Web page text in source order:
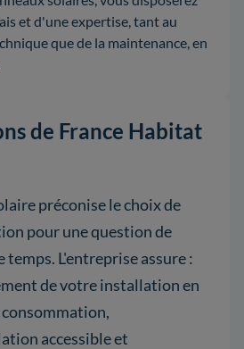
et d'une expertise, tant au
que de la maintenance, en
de France Habitat
préconise le choix de
pour une question de
L'entreprise assure :
de votre installation en
accessible et